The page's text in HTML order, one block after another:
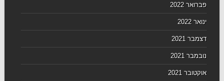
פברואר 2022
ינואר 2022
דצמבר 2021
נובמבר 2021
אוקטובר 2021